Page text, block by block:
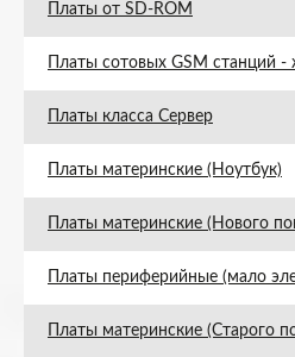
Платы от SD-ROM
Платы сотовых GSM станций -
Платы класса Сервер
Платы материнские (Ноутбук)
Платы материнские (Нового
Платы периферийные (мало
Платы материнские (Старого